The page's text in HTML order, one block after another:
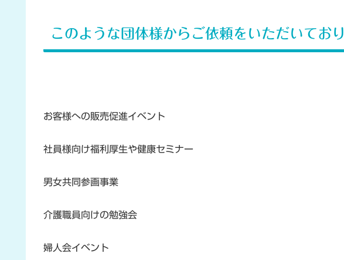
このような団体様からご依頼をいただいてお
お客様への販売促進イベント
社員様向け福利厚生や健康セミナー
男女共同参画事業
介護職員向けの勉強会
婦人会イベント